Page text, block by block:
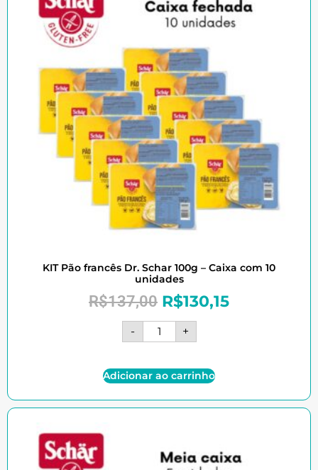
KIT Pão francês Dr. Schar 100g – Caixa com 10
unidades
R$137,00 R$130,15
- +
Adicionar ao carrinho